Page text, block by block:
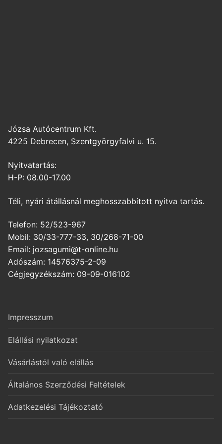
Józsa Autócentrum Kft.
4225 Debrecen, Szentgyörgyfalvi u. 15.
Nyitvatartás:
H-P: 08.00-17.00
Téli, nyári átállásnál meghosszabbított nyitva tartás.
Telefon: 52/523-967
Mobil: 30/33-777-33, 30/268-71-00
Email: jozsagumi@t-online.hu
Adószám: 14576375-2-09
Cégjegyzékszám: 09-09-016102
Impresszum
Elállási nyilatkozat
Vásárlástól való elállás
Általános Szerződési Feltételek
Adatkezelési Tájékoztató